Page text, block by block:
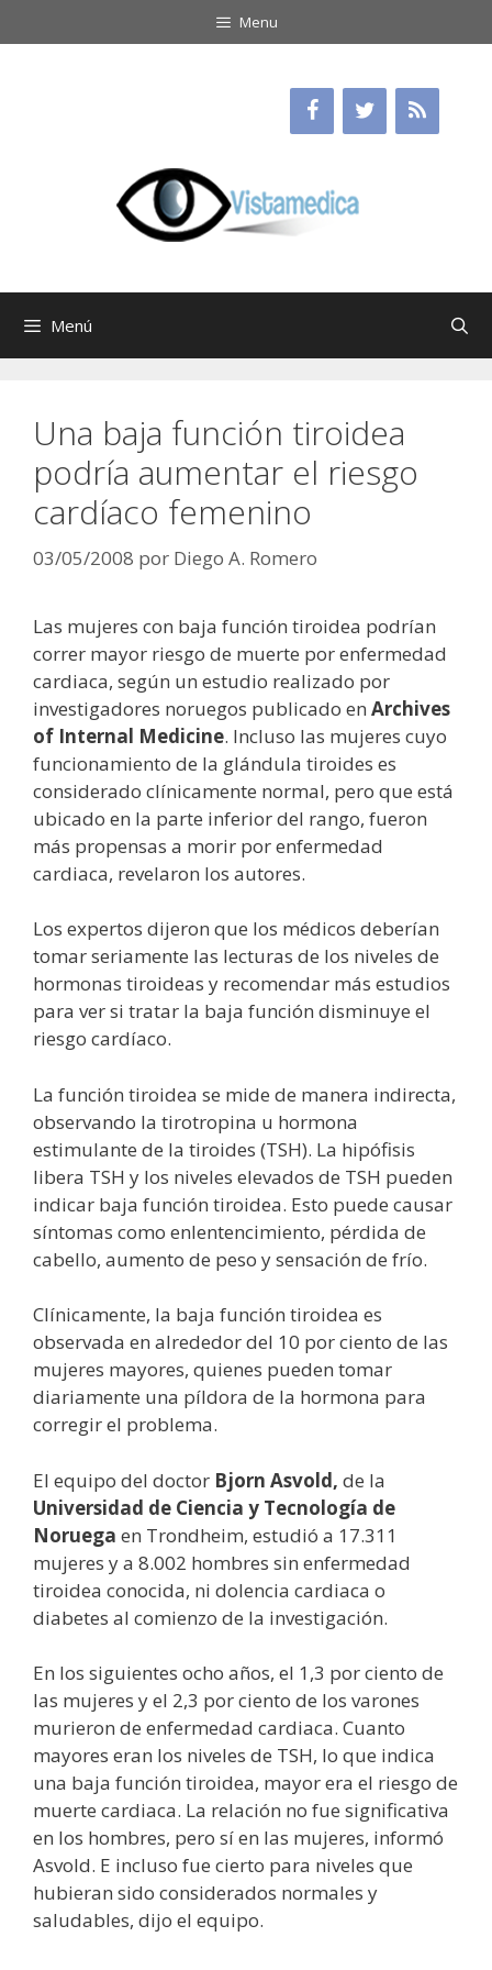
al
Menu
Menú
Una baja función tiroidea
podría aumentar el riesgo
cardíaco femenino
03/05/2008 por Diego A. Romero
Las mujeres con baja función tiroidea podrían
correr mayor riesgo de muerte por enfermedad
cardiaca, según un estudio realizado por
investigadores noruegos publicado en Archives
of Internal Medicine. Incluso las mujeres cuyo
funcionamiento de la glándula tiroides es
considerado clínicamente normal, pero que está
ubicado en la parte inferior del rango, fueron
más propensas a morir por enfermedad
cardiaca, revelaron los autores.
Los expertos dijeron que los médicos deberían
tomar seriamente las lecturas de los niveles de
hormonas tiroideas y recomendar más estudios
para ver si tratar la baja función disminuye el
riesgo cardíaco.
La función tiroidea se mide de manera indirecta,
observando la tirotropina u hormona
estimulante de la tiroides (TSH). La hipófisis
libera TSH y los niveles elevados de TSH pueden
indicar baja función tiroidea. Esto puede causar
síntomas como enlentencimiento, pérdida de
cabello, aumento de peso y sensación de frío.
Clínicamente, la baja función tiroidea es
observada en alrededor del 10 por ciento de las
mujeres mayores, quienes pueden tomar
diariamente una píldora de la hormona para
corregir el problema.
El equipo del doctor Bjorn Asvold, de la
Universidad de Ciencia y Tecnología de
Noruega en Trondheim, estudió a 17.311
mujeres y a 8.002 hombres sin enfermedad
tiroidea conocida, ni dolencia cardiaca o
diabetes al comienzo de la investigación.
En los siguientes ocho años, el 1,3 por ciento de
las mujeres y el 2,3 por ciento de los varones
murieron de enfermedad cardiaca. Cuanto
mayores eran los niveles de TSH, lo que indica
una baja función tiroidea, mayor era el riesgo de
muerte cardiaca. La relación no fue significativa
en los hombres, pero sí en las mujeres, informó
Asvold. E incluso fue cierto para niveles que
hubieran sido considerados normales y
saludables, dijo el equipo.